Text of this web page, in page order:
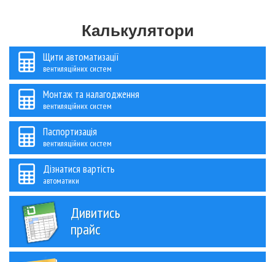
Калькулятори
Щити автоматизації
вентиляційних систем
Монтаж та налагодження
вентиляційних систем
Паспортизація
вентиляційних систем
Дізнатися вартість
автоматики
Дивитись
прайс